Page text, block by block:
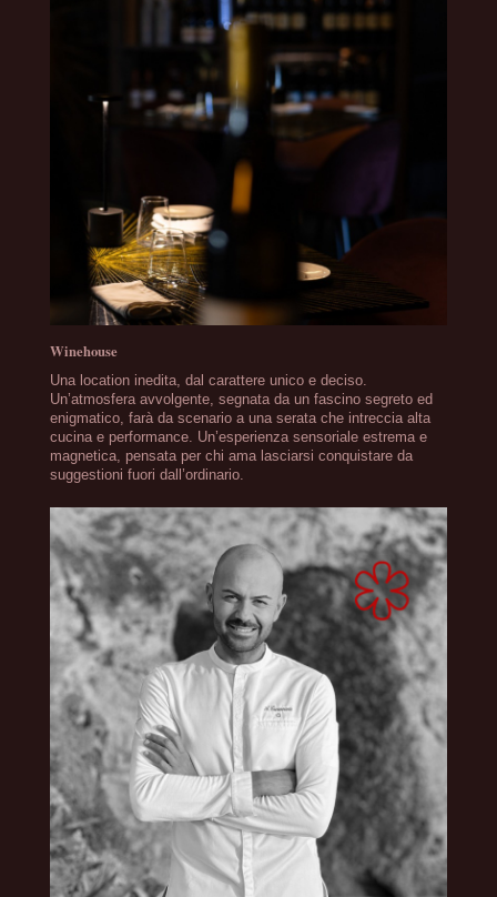
Winehouse
Una location inedita, dal carattere unico e deciso.
Un’atmosfera avvolgente, segnata da un fascino segreto ed
enigmatico, farà da scenario a una serata che intreccia alta
cucina e performance. Un’esperienza sensoriale estrema e
magnetica, pensata per chi ama lasciarsi conquistare da
suggestioni fuori dall’ordinario.